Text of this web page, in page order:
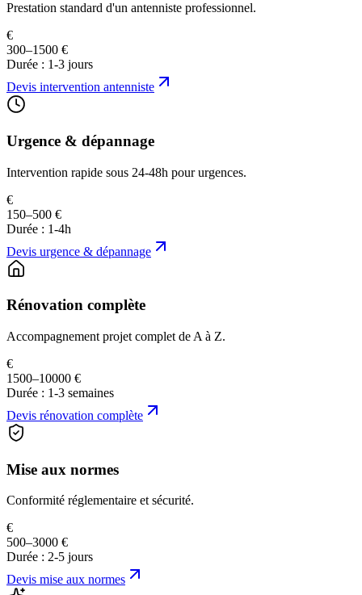
Prestation standard d'un antenniste professionnel.
€
300–1500 €
Durée : 1-3 jours
Devis intervention antenniste
Urgence & dépannage
Intervention rapide sous 24-48h pour urgences.
€
150–500 €
Durée : 1-4h
Devis urgence & dépannage
Rénovation complète
Accompagnement projet complet de A à Z.
€
1500–10000 €
Durée : 1-3 semaines
Devis rénovation complète
Mise aux normes
Conformité réglementaire et sécurité.
€
500–3000 €
Durée : 2-5 jours
Devis mise aux normes